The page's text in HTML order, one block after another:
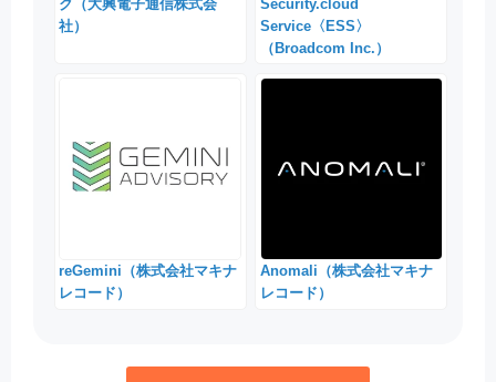
ク（大興電子通信株式会
社）
Security.cloud
Service〈ESS〉
（Broadcom Inc.）
reGemini（株式会社マキナ
レコード）
Anomali（株式会社マキナ
レコード）